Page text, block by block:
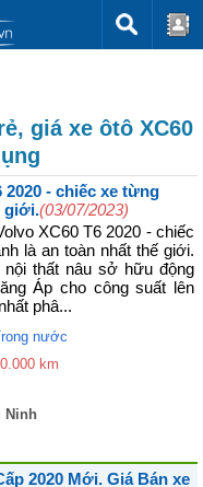
giá xe ôtô XC60
2020 - chiếc xe từng
giới.(03/07/2023)
XC60 T6 2020 - chiếc
là an toàn nhất thế giới.
thất nâu sở hữu động
Áp cho công suất lên
phâ...
nước
km
Ninh
2020 Mới. Giá Bán xe